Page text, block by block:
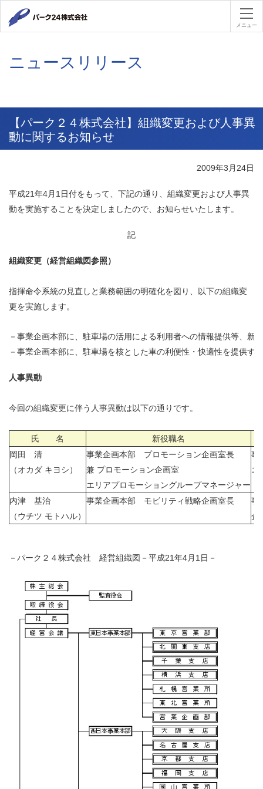
パーク２
メニュー
ニュースリリース
【パーク２４株式会社】組織変更および人事異
動に関するお知らせ
2009年3月24日
平成21年4月1日付をもって、下記の通り、組織変更および人事異
動を実施することを決定しましたので、お知らせいたします。
記
組織変更 （経営組織図参照）
指揮命令系統の見直しと業務範囲の明確化を図り、
以下の組織変
更を実施します。
－ 事業企画本部に、駐車場の活用による利用者への情報提供等、新
－ 事業企画本部に、駐車場を核とした車の利便性・快適性を提供す
人事異動
今回の組織変更に伴う人事異動は以下の通りです。
氏 名
新役職名
岡田 清
（オカダ キヨシ）
事業企画本部 プロモーション企画室長
兼 プロモーション企画室
エリアプロモーショングループマネージャー
事
エ
内津 基治
（ウチツ モトハル）
事業企画本部 モビリティ戦略企画室長
事
企
－パーク２４株式会社 経営組織図－ 平成21年4月 1 日 －